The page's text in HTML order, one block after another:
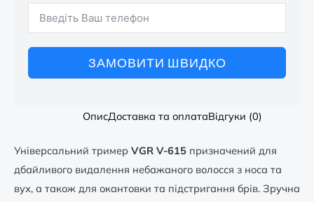
ЗАМОВИТИ ШВИДКО
ОписДоставка та оплатаВідгуки (0)
Універсальний тример VGR V-615 призначений для
дбайливого видалення небажаного волосся з носа та
вух, а також для окантовки та підстригання брів. Зручна